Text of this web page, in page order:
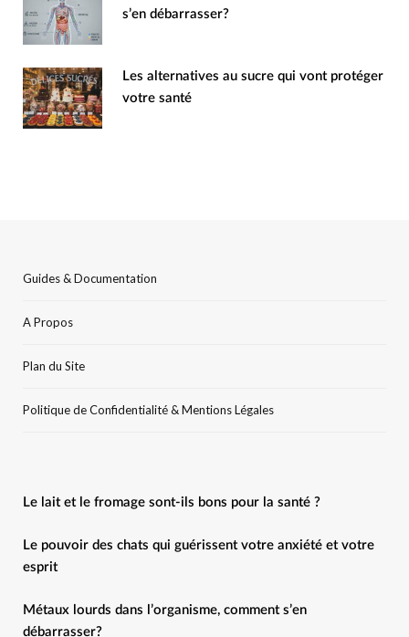
s’en débarrasser?
Les alternatives au sucre qui vont protéger
votre santé
Guides & Documentation
A Propos
Plan du Site
Politique de Confidentialité & Mentions Légales
Le lait et le fromage sont-ils bons pour la santé ?
Le pouvoir des chats qui guérissent votre anxiété et votre
esprit
Métaux lourds dans l’organisme, comment s’en
débarrasser?